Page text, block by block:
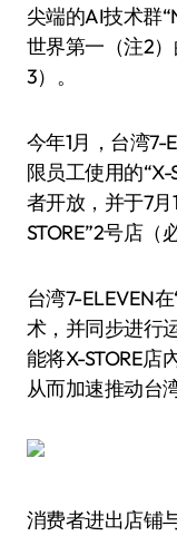
尖端的AI技术群
世界第一（注2
3）。
今年1月，台湾7-
限员工使用的“X-
者开放，并于7
STORE”2号店（
台湾7-ELEVEN
术，并同步进行
能将X-STORE店
从而加速推动台
消费者进出店铺